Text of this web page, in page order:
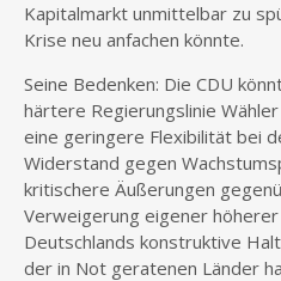
Kapitalmarkt unmittelbar zu
Krise neu anfachen könnte.
Seine Bedenken: Die CDU
härtere Regierungslinie
eine geringere Flexibilität bei
Widerstand gegen
kritischere Äußerungen
Verweigerung eigener
Deutschlands konstruktive
der in Not geratenen Länder